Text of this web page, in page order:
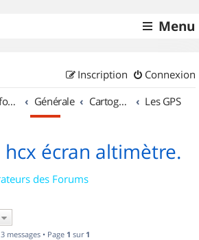
Menu
Connexion
Inscription
Accueil forum Générale Cartographie et GPS Les GPS
hcx écran altimètre.
des Forums
3 messages • Page 1 sur 1